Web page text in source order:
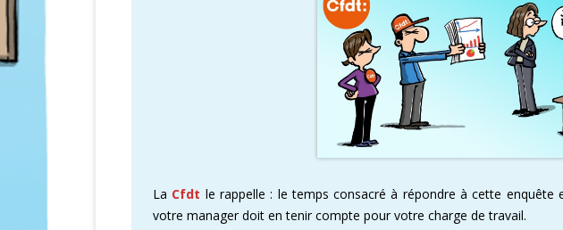
La Cfdt le rappelle : le temps consacré à répondre à cette enquête
votre manager doit en tenir compte pour votre charge de travail.